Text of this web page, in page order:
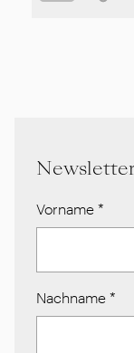
Vorname *
Nachname *